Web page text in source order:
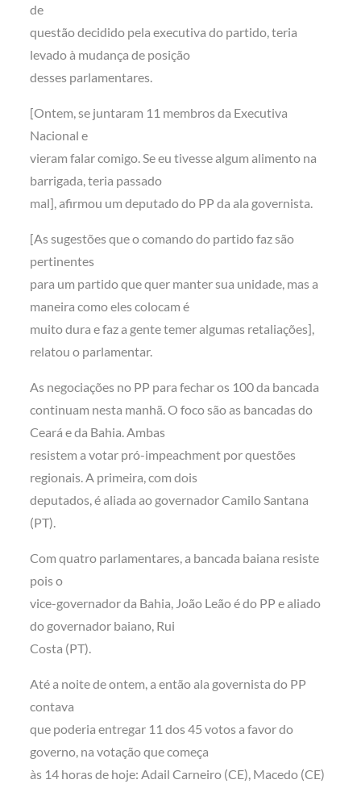
de
questão decidido pela executiva do partido, teria
levado à mudança de posição
desses parlamentares.
[Ontem, se juntaram 11 membros da Executiva
Nacional e
vieram falar comigo. Se eu tivesse algum alimento na
barrigada, teria passado
mal], afirmou um deputado do PP da ala governista.
[As sugestões que o comando do partido faz são
pertinentes
para um partido que quer manter sua unidade, mas a
maneira como eles colocam é
muito dura e faz a gente temer algumas retaliações],
relatou o parlamentar.
As negociações no PP para fechar os 100 da bancada
continuam nesta manhã. O foco são as bancadas do
Ceará e da Bahia. Ambas
resistem a votar pró-impeachment por questões
regionais. A primeira, com dois
deputados, é aliada ao governador Camilo Santana
(PT).
Com quatro parlamentares, a bancada baiana resiste
pois o
vice-governador da Bahia, João Leão é do PP e aliado
do governador baiano, Rui
Costa (PT).
Até a noite de ontem, a então ala governista do PP
contava
que poderia entregar 11 dos 45 votos a favor do
governo, na votação que começa
às 14 horas de hoje: Adail Carneiro (CE), Macedo (CE)